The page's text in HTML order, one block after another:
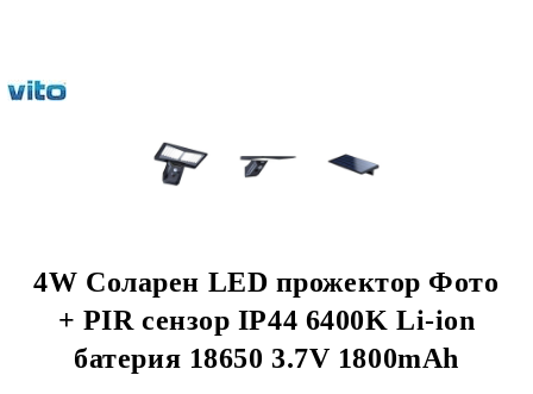
4W Соларен LED прожектор Фото
+ PIR сензор IP44 6400K Li-ion
батерия 18650 3.7V 1800mAh